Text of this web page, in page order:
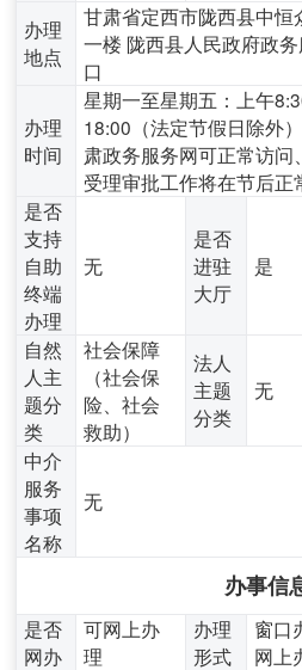
办理
地点
甘肃省定西市陇西县中恒
一楼 陇西县人民政府政
口
办理
时间
星期一至星期五：上午
18:00（法定节假日除外
肃政务服务网可正常访
受理审批工作将在节后正
是否
支持
自助
终端
办理
无
是否
进驻
大厅
是
自然
人主
题分
类
社会保障
（社会保
险、社会
救助）
法人
主题
分类
无
中介
服务
事项
名称
无
办事信
是否
网办
可网上办
理
办理
形式
窗口
网上